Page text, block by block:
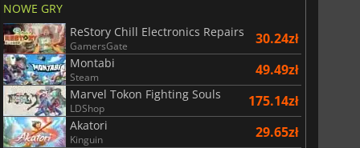
NOWE GRY
ReStory Chill Electronics Repairs
GamersGate 30.24zł
Montabi
Steam 49.49zł
Marvel Tokon Fighting Souls
LDShop 175.14zł
Akatori
Kinguin 29.65zł